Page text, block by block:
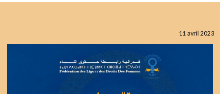
11 avril 2023